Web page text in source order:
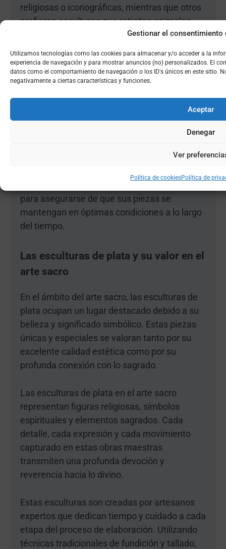
Gestionar el consentimiento
Utilizamos tecnologías como las cookies para almacenar y/o acceder a la
experiencia de navegación y para mostrar anuncios (no) personalizados. El
datos como el comportamiento de navegación o los ID's únicos en este sitio.
negativamente a ciertas características y funciones.
Aceptar
Denegar
Ver
Política de cookiesPolítica de
religiosas o iconográficas, mientras que otros
prefieren esculturas que retraten animales,
seres mitológicos o elementos de la
naturaleza. Cada coleccionista establece sus
propios criterios de selección, basándose en
sus gustos personales y en su visión artística.
de plata son aspectos fundamentales para los
cuidadosa y la protección contra el desgaste y
para asegurarse de que sus piezas se
mantengan en óptimas condiciones a lo largo
del tiempo.
Las esculturas de plata y su valor en el
arte sacro
En el ámbito del arte sacro, las esculturas de
plata ocupan un lugar destacado debido a su
belleza y significado simbólico. Estas piezas
únicas y especiales se valoran tanto por su
excelente calidad estética como por su
profunda conexión con lo sagrado.
Las esculturas de plata en el arte sacro
representan figuras religiosas, símbolos
espirituales y elementos sagrados. Cada
detalle, cada expresión y cada movimiento
capturado en estas obras maestras
transmiten una profunda devoción y
reverencia hacia lo divino.
Estas esculturas son creadas por artesanos
expertos que dedican tiempo y cuidado a cada
etapa del proceso de elaboración. Utilizando
técnicas tradicionales de fundición y tallado,